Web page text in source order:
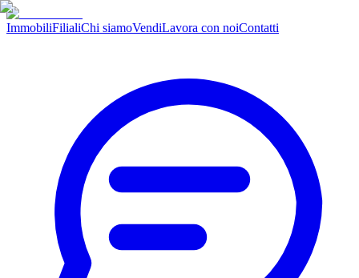
ImmobiliFilialiChi siamoVendiLavora con noiContatti